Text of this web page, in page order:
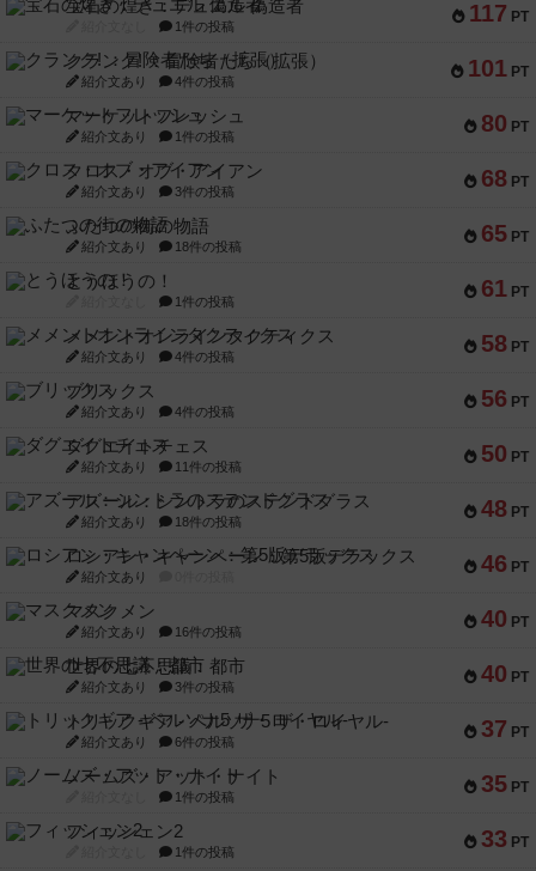
117 PT
宝石の煌き：デュエル 偽造者
1件の投稿
101 PT
クランク! ：冒険者たち（拡張）
紹介文あり 4件の投稿
80 PT
マーケットフレッシュ
紹介文あり 1件の投稿
68 PT
クロス・オブ・アイアン
紹介文あり 3件の投稿
65 PT
ふたつの街の物語
紹介文あり 18件の投稿
61 PT
とうほうの！
1件の投稿
58 PT
メメントオンラインタクティクス
紹介文あり 4件の投稿
56 PT
ブリックス
紹介文あり 4件の投稿
50 PT
ダグエイトチェス
紹介文あり 11件の投稿
48 PT
アズール：シントラのステンドグラス
紹介文あり 18件の投稿
46 PT
ロシアン・キャンペーン：第5版デラックス
紹介文あり
40 PT
マスクメン
紹介文あり 16件の投稿
40 PT
世界の七不思議：都市
紹介文あり 3件の投稿
37 PT
トリックギア - ペルソナ5 ザ・ロイヤル-
紹介文あり 6件の投稿
35 PT
ノームズ・アット・ナイト
1件の投稿
33 PT
フィッシェン2
1件の投稿